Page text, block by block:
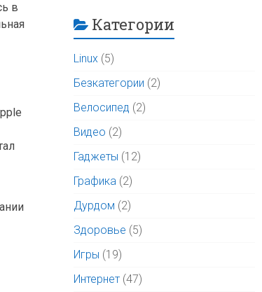
в
Категории
Linux (5)
Безкатегории (2)
Велосипед (2)
Видео (2)
Гаджеты (12)
Графика (2)
Дурдом (2)
Здоровье (5)
Игры (19)
Интернет (47)